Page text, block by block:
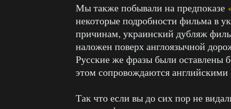
Мы также побывали на предпоказе
некоторые подробности фильма в
причинам, украинский дубляж
наложен поверх англоязычной
Русские же фразы были оставлены
этом сопровождаются английскими
Так что если вы до сих пор не